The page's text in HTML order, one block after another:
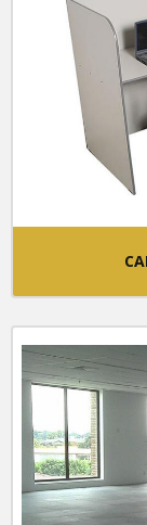
Poltrona
Poltrona
Poltrona
Poltrona
Cadeira
Cadeira
Cadeira
Cadeira